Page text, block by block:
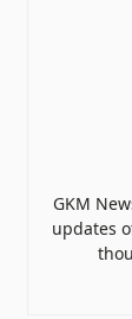
GKM
updates